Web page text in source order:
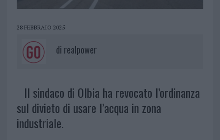
28 FEBBRAIO 2025
di realpower
Il sindaco di Olbia ha revocato l’ordinanza
sul divieto di usare l’acqua in zona
industriale.